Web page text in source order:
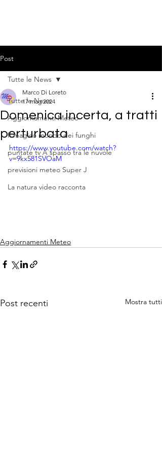
Post
Tutte le News
Aggiornamenti Meteo
Il magico mondo dei funghi
puntate tv A spasso tra le nuvole
previsioni meteo Super J
La natura video racconta
Tutte le News
Domenica incerta, a tratti
perturbata
Marco Di Loreto
17 mag 2024
https://www.youtube.com/watch?
v=9kx581SVOaM
Aggiornamenti Meteo
Post recenti Mostra tutti